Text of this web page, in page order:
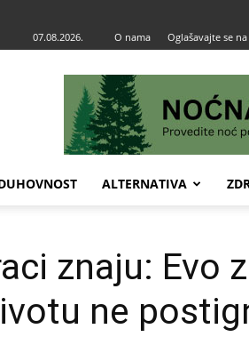
07.08.2026. O nama Oglašavajte se na
ALTERNATIVA
znaju: Evo
ne